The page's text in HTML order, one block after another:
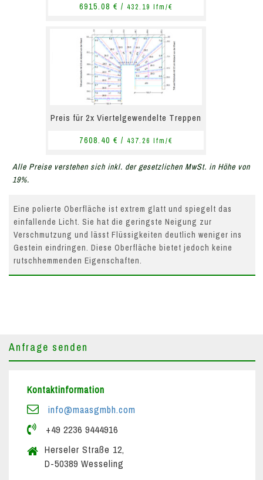
6915.08 € / 432.19 lfm/€
Preis für 2x Viertelgewendelte Treppen
7608.40 € / 437.26 lfm/€
Alle Preise verstehen sich inkl. der gesetzlichen MwSt. in Höhe von
19%.
Eine polierte Oberfläche ist extrem glatt und spiegelt das
einfallende Licht. Sie hat die geringste Neigung zur
Verschmutzung und lässt Flüssigkeiten deutlich weniger ins
Gestein eindringen. Diese Oberfläche bietet jedoch keine
rutschhemmenden Eigenschaften.
Anfrage senden
Kontaktinformation
info@maasgmbh.com
+49 2236 9444916
Herseler Straße 12,
D-50389 Wesseling